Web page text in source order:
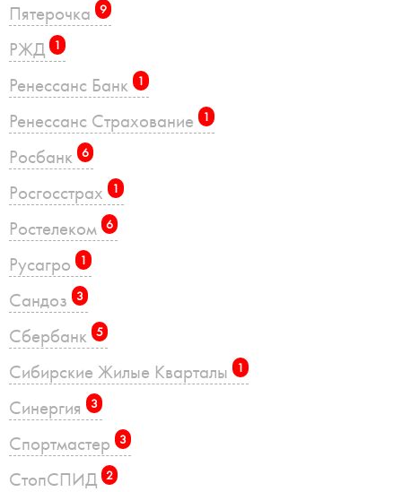
Пятерочка 9
РЖД 1
Ренессанс Банк 1
Ренессанс Страхование 1
Росбанк 6
Росгосстрах 1
Ростелеком 6
Русагро 1
Сандоз 3
Сбербанк 5
Сибирские Жилые Кварталы 1
Синергия 3
Спортмастер 3
СтопСПИД 2